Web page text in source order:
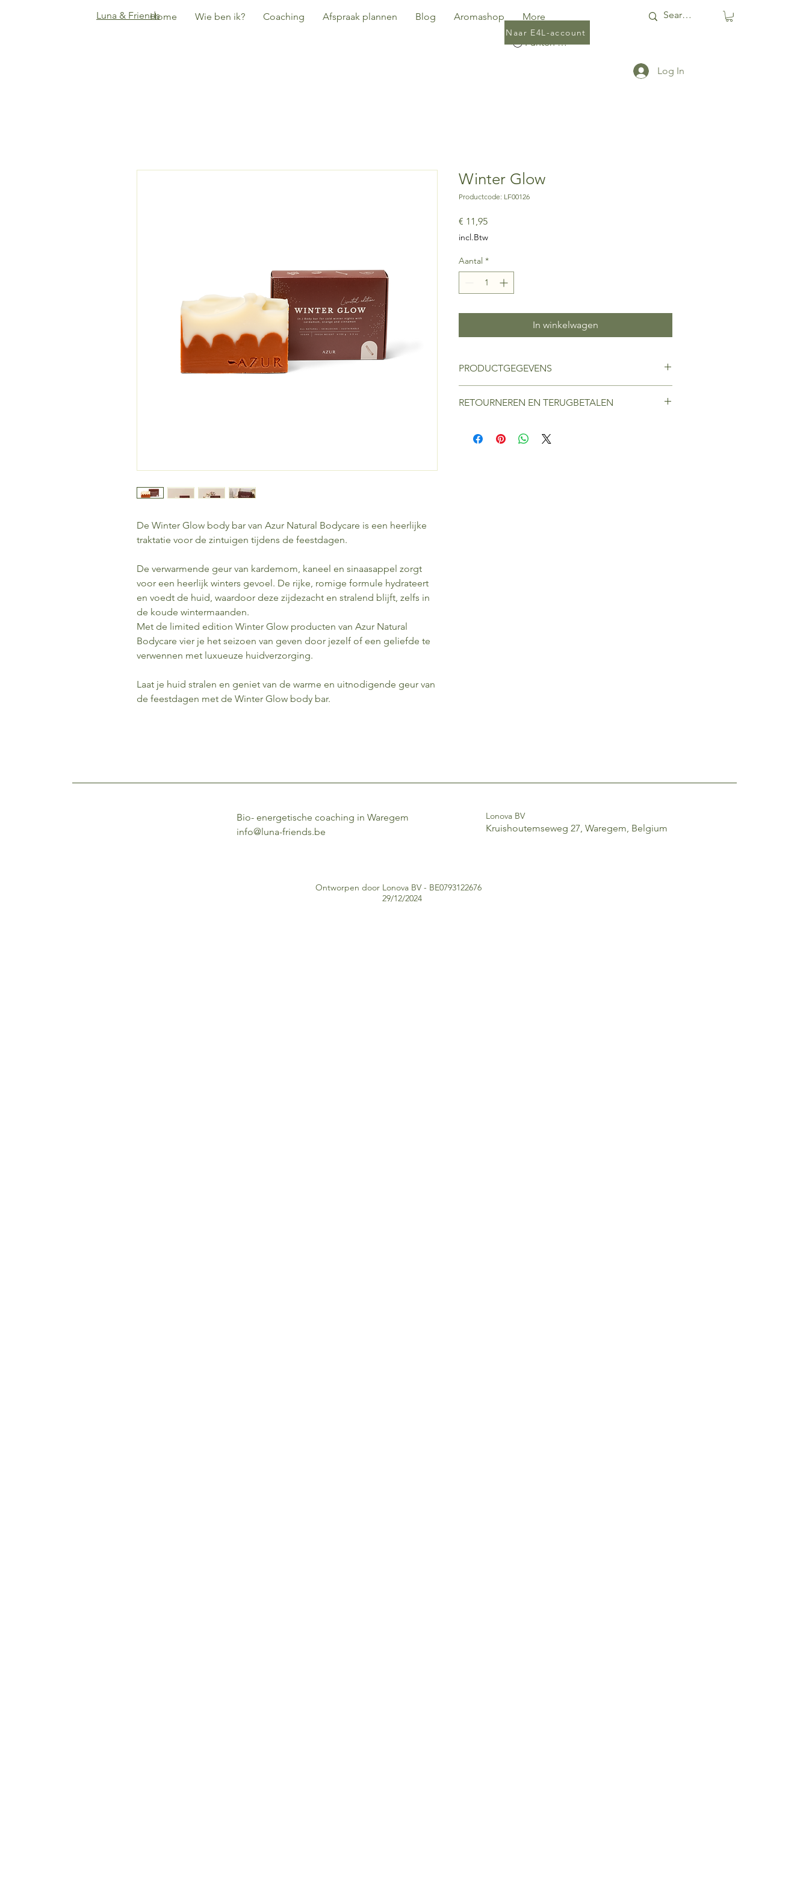
Luna & FriendsHome Wie ben ik? Coaching Afspraak plannen Blog Aromashop More
Punten bekijken
Naar E4L-account
Log In
De Winter Glow body bar van Azur Natural Bodycare is een heerlijke
traktatie voor de zintuigen tijdens de feestdagen.
De verwarmende geur van kardemom, kaneel en sinaasappel zorgt
voor een heerlijk winters gevoel. De rijke, romige formule hydrateert
en voedt de huid, waardoor deze zijdezacht en stralend blijft, zelfs in
de koude wintermaanden.
Met de limited edition Winter Glow producten van Azur Natural
Bodycare vier je het seizoen van geven door jezelf of een geliefde te
verwennen met luxueuze huidverzorging.
Laat je huid stralen en geniet van de warme en uitnodigende geur van
de feestdagen met de Winter Glow body bar.
Winter Glow
Productcode: LF00126
€ 11,95Prijs
incl.Btw
Aantal *
In winkelwagen
PRODUCTGEGEVENS
RETOURNEREN EN TERUGBETALEN
de consument de verzegeling heeft verbroken terug te
Bio- energetische coaching in Waregem
info@luna-friends.be
Lonova BV
Kruishoutemseweg 27, Waregem, Belgium
Ontworpen door Lonova BV - BE0793122676
29/12/2024